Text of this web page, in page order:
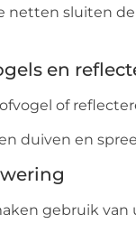
netten sluiten
en
of
duiven en
gebruik van